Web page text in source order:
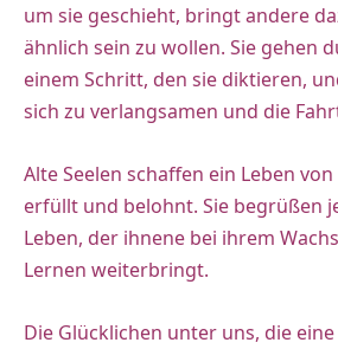
um sie geschieht, bringt andere
ähnlich sein zu wollen. Sie gehen
einem Schritt, den sie diktieren,
sich zu verlangsamen und die
Alte Seelen schaffen ein Leben
erfüllt und belohnt. Sie begrüßen
Leben, der ihnene bei ihrem
Lernen weiterbringt.
Die Glücklichen unter uns, die